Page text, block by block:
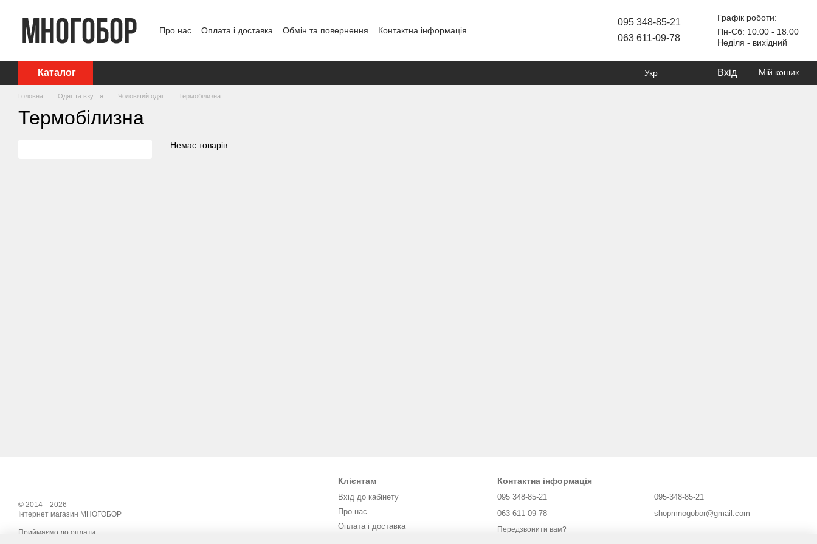
Про нас Оплата і доставка Обмін та повернення
Контактна інформація
095 348-85-21
063 611-09-78
Графік роботи:
Пн-Сб: 10.00 - 18.00
Неділя - вихідний
Каталог Укр Вхід Мій кошик
Головна Одяг та взуття Чоловічий одяг Термобілизна
Термобілизна
Немає товарів
© 2014—2026
Інтернет магазин МНОГОБОР
Приймаємо до оплати
Клієнтам
Вхід до кабінету
Про нас
Оплата і доставка
Контактна інформація
095 348-85-21
063 611-09-78
Передзвонити вам?
095-348-85-21
shopmnogobor@gmail.com